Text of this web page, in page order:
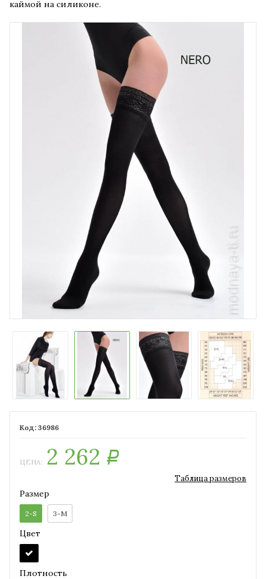
каймой на силиконе.
36986
ЦЕНА: 2 262 Р
Таблица размеров
Размер
2-S 3-M
Цвет
Плотность